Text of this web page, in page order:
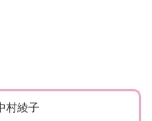
村綾子